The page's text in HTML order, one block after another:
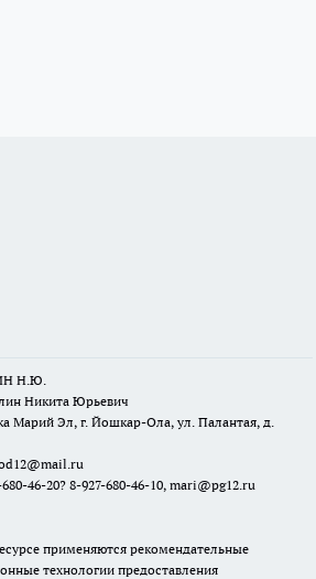
Н.Ю.
Никита Юрьевич
Марий Эл, г. Йошкар-Ола, ул. Палантая, д.
46-20? 8-927-680-46-10, mari@pg12.ru
применяются рекомендательные
технологии предоставления